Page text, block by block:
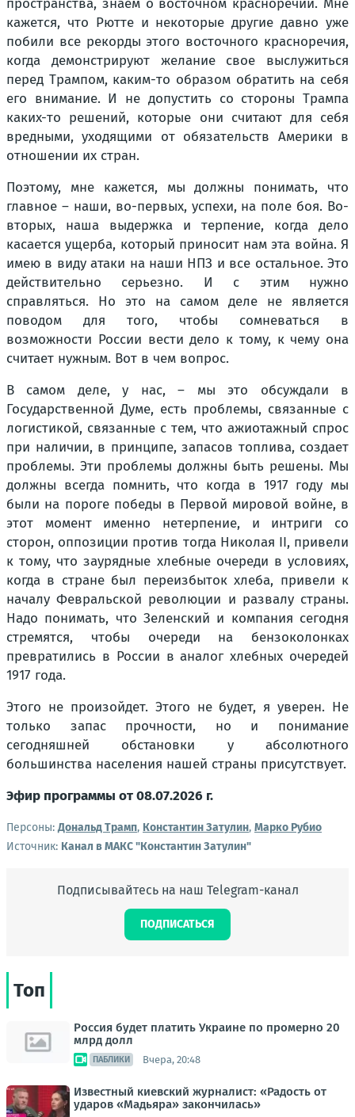
пространства, знаем о восточном красноречии. Мне
кажется, что Рютте и некоторые другие давно уже
побили все рекорды этого восточного красноречия,
когда демонстрируют желание свое выслужиться
перед Трампом, каким-то образом обратить на себя
его внимание. И не допустить со стороны Трампа
каких-то решений, которые они считают для себя
вредными, уходящими от обязательств Америки в
отношении их стран.
Поэтому, мне кажется, мы должны понимать, что
главное – наши, во-первых, успехи, на поле боя. Во-
вторых, наша выдержка и терпение, когда дело
касается ущерба, который приносит нам эта война. Я
имею в виду атаки на наши НПЗ и все остальное. Это
действительно серьезно. И с этим нужно
справляться. Но это на самом деле не является
поводом для того, чтобы сомневаться в
возможности России вести дело к тому, к чему она
считает нужным. Вот в чем вопрос.
В самом деле, у нас, – мы это обсуждали в
Государственной Думе, есть проблемы, связанные с
логистикой, связанные с тем, что ажиотажный спрос
при наличии, в принципе, запасов топлива, создает
проблемы. Эти проблемы должны быть решены. Мы
должны всегда помнить, что когда в 1917 году мы
были на пороге победы в Первой мировой войне, в
этот момент именно нетерпение, и интриги со
сторон, оппозиции против тогда Николая II, привели
к тому, что заурядные хлебные очереди в условиях,
когда в стране был переизбыток хлеба, привели к
началу Февральской революции и развалу страны.
Надо понимать, что Зеленский и компания сегодня
стремятся, чтобы очереди на бензоколонках
превратились в России в аналог хлебных очередей
1917 года.
Этого не произойдет. Этого не будет, я уверен. Не
только запас прочности, но и понимание
сегодняшней обстановки у абсолютного
большинства населения нашей страны присутствует.
Эфир программы от 08.07.2026 г.
Персоны: Дональд Трамп, Константин Затулин, Марко Рубио
Источник: Канал в МАКС "Константин Затулин"
Подписывайтесь на наш Telegram-канал
ПОДПИСАТЬСЯ
Топ
Россия будет платить Украине по промерно 20
млрд долл
ПАБЛИКИ Вчера, 20:48
Известный киевский журналист: «Радость от
ударов «Мадьяра» закончилась»